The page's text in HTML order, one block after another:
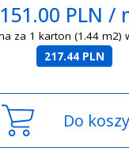
151.00 PLN /
za 1 karton (1.44 m2)
217.44 PLN
Do